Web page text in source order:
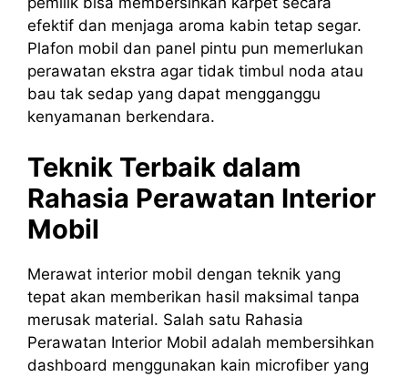
efektif dan menjaga aroma kabin tetap segar.
Plafon mobil dan panel pintu pun memerlukan
perawatan ekstra agar tidak timbul noda atau
bau tak sedap yang dapat mengganggu
kenyamanan berkendara.
Teknik Terbaik dalam
Rahasia Perawatan Interior
Mobil
Merawat interior mobil dengan teknik yang
tepat akan memberikan hasil maksimal tanpa
merusak material. Salah satu Rahasia
Perawatan Interior Mobil adalah membersihkan
dashboard menggunakan kain microfiber yang